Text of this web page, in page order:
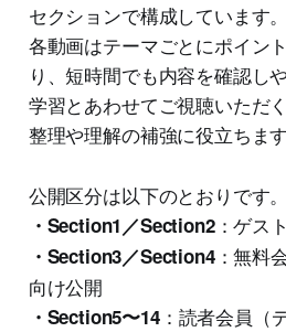
セクションで構成しています。
各動画はテーマごとにポイン
り、短時間でも内容を確認し
学習とあわせてご視聴いただ
整理や理解の補強に役立ちます
公開区分は以下のとおりです。
・Section1／Section2：ゲス
・Section3／Section4：無料
向け公開
・Section5〜14：読者会員（